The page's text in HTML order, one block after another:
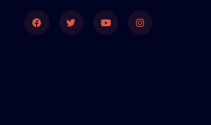
FacebookTwitter YoutubeInstagram